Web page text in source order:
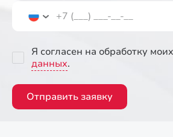
Я согласен на обработку моих
данных.
Отправить заявку